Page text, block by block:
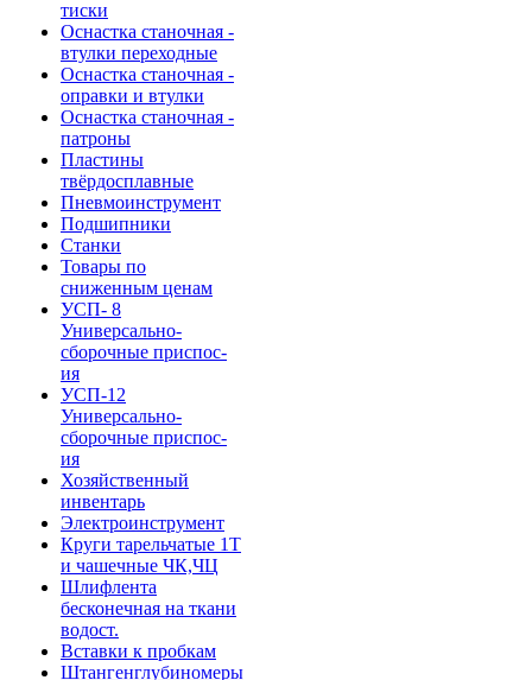
тиски
Оснастка станочная -
втулки переходные
Оснастка станочная -
оправки и втулки
Оснастка станочная -
патроны
Пластины
твёрдосплавные
Пневмоинструмент
Подшипники
Станки
Товары по
сниженным ценам
УСП- 8
Универсально-
сборочные приспос-
ия
УСП-12
Универсально-
сборочные приспос-
ия
Хозяйственный
инвентарь
Электроинструмент
Круги тарельчатые 1Т
и чашечные ЧК,ЧЦ
Шлифлента
бесконечная на ткани
водост.
Вставки к пробкам
Штангенглубиномеры